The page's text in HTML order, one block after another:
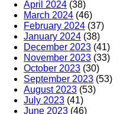
April 2024 (38)
March 2024 (46)
February 2024 (37)
January 2024 (38)
December 2023 (41)
November 2023 (33)
October 2023 (30)
September 2023 (53)
August 2023 (53)
July 2023 (41)
June 2023 (46)